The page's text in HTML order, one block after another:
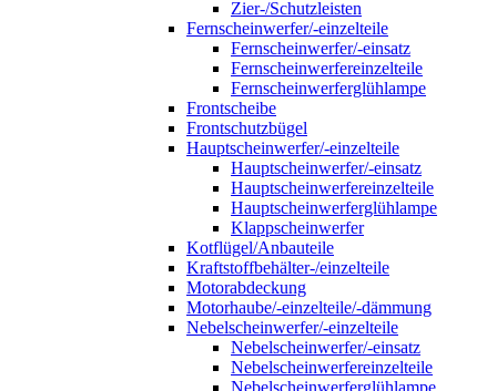
Zier-/Schutzleisten
Fernscheinwerfer/-einzelteile
Fernscheinwerfer/-einsatz
Fernscheinwerfereinzelteile
Fernscheinwerferglühlampe
Frontscheibe
Frontschutzbügel
Hauptscheinwerfer/-einzelteile
Hauptscheinwerfer/-einsatz
Hauptscheinwerfereinzelteile
Hauptscheinwerferglühlampe
Klappscheinwerfer
Kotflügel/Anbauteile
Kraftstoffbehälter-/einzelteile
Motorabdeckung
Motorhaube/-einzelteile/-dämmung
Nebelscheinwerfer/-einzelteile
Nebelscheinwerfer/-einsatz
Nebelscheinwerfereinzelteile
Nebelscheinwerferglühlampe